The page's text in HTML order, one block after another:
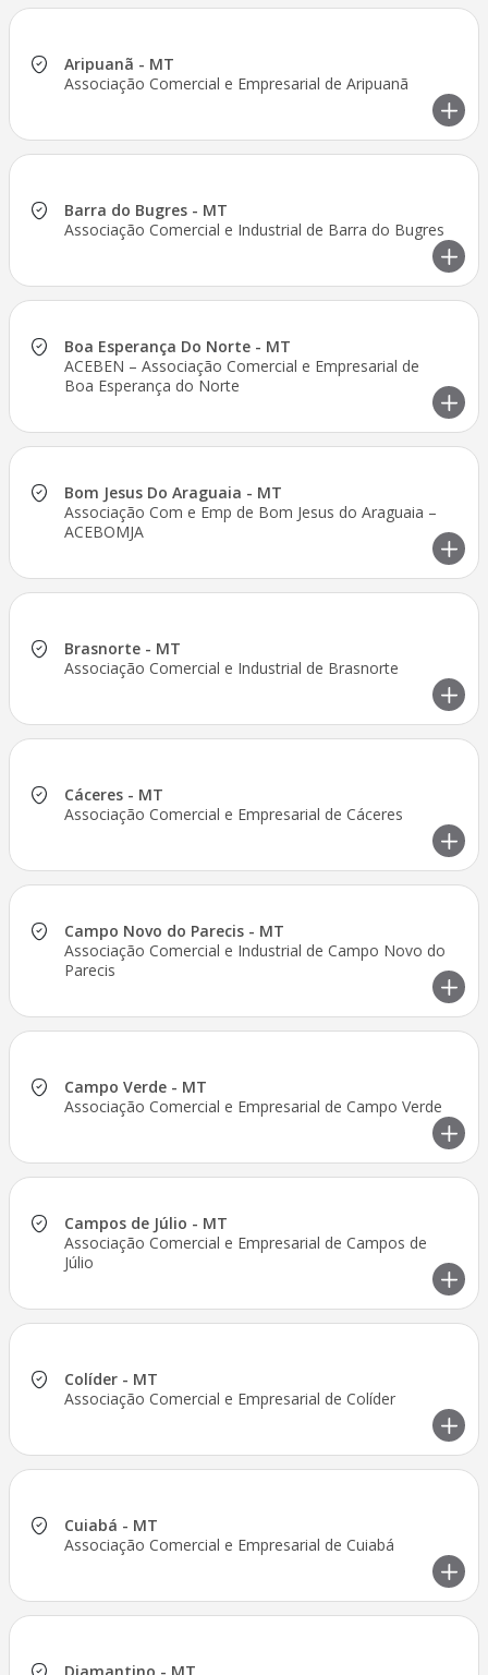
Aripuanã - MT
Associação Comercial e Empresarial de Aripuanã
Barra do Bugres - MT
Associação Comercial e Industrial de Barra do Bugres
Boa Esperança Do Norte - MT
ACEBEN – Associação Comercial e Empresarial de
Boa Esperança do Norte
Bom Jesus Do Araguaia - MT
Associação Com e Emp de Bom Jesus do Araguaia –
ACEBOMJA
Brasnorte - MT
Associação Comercial e Industrial de Brasnorte
Cáceres - MT
Associação Comercial e Empresarial de Cáceres
Campo Novo do Parecis - MT
Associação Comercial e Industrial de Campo Novo do
Parecis
Campo Verde - MT
Associação Comercial e Empresarial de Campo Verde
Campos de Júlio - MT
Associação Comercial e Empresarial de Campos de
Júlio
Colíder - MT
Associação Comercial e Empresarial de Colíder
Cuiabá - MT
Associação Comercial e Empresarial de Cuiabá